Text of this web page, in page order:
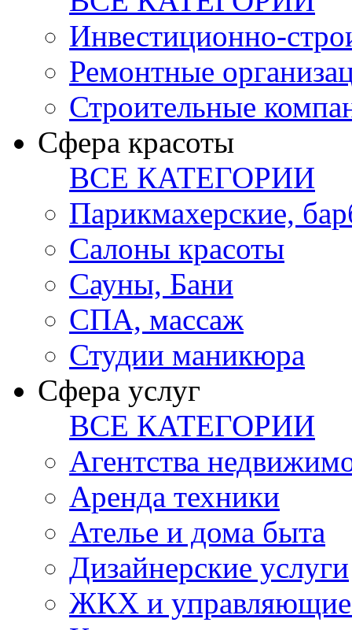
Инвестиционно-
Ремонтные
Строительные
Сфера красоты
ВСЕ КАТЕГОРИИ
Парикмахерские,
Салоны красоты
Сауны, Бани
СПА, массаж
Студии маникюра
Сфера услуг
ВСЕ КАТЕГОРИИ
Агентства
Аренда техники
Ателье и дома быта
Дизайнерские услуги
ЖКХ и управляющие